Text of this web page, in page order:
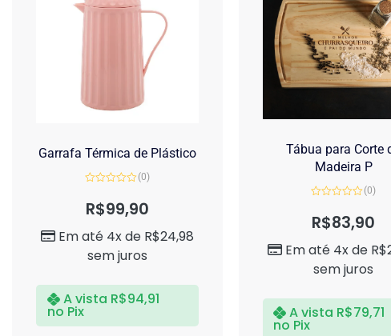
Garrafa Térmica de Plástico
de
(0)
R$99,90
Em até 4x de R$24,98
sem juros
A vista R$94,91
no Pix
Tábua para Corte
Madeira P
de
(0)
R$83,90
Em até 4x de R$
sem juros
A vista R$79,71
no Pix